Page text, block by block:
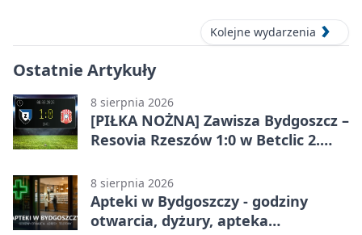
Kolejne wydarzenia
Ostatnie Artykuły
8 sierpnia 2026
[PIŁKA NOŻNA] Zawisza Bydgoszcz –
Resovia Rzeszów 1:0 w Betclic 2.
8 sierpnia 2026
Apteki w Bydgoszczy - godziny
otwarcia, dyżury, apteka